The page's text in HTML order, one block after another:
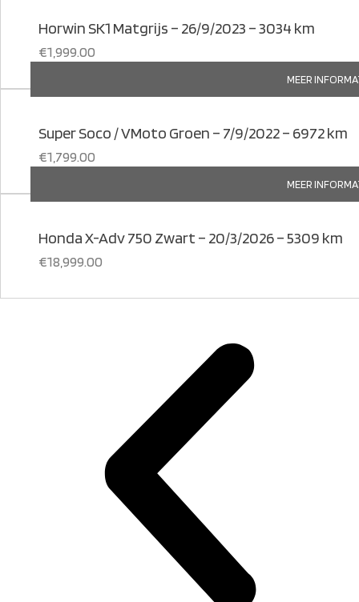
Horwin SK1 Matgrijs – 26/9/2023 – 3034 km
€1,999.00
MEER
Super Soco / VMoto Groen – 7/9/2022 – 6972 km
€1,799.00
MEER
Honda X-Adv 750 Zwart – 20/3/2026 – 5309 km
€18,999.00